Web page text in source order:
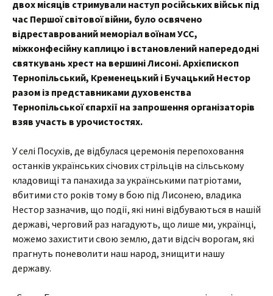
двох місяців стримували наступ російських військ під
час Першої світової війни, було освячено
відреставрований меморіал воїнам УСС,
міжконфесійну каплицю і встановлений напередодні
святкувань хрест на вершині Лисоні. Архієпископ
Тернопільський, Кременецький і Бучацький Нестор
разом із представниками духовенства
Тернопільської єпархії на запрошення організаторів
взяв участь в урочистостях.
У селі Посухів, де відбулася церемонія перепоховання
останків українських січових стрільців на сільському
кладовищі та панахида за українськими патріотами,
вбитими сто років тому в бою під Лисонею, владика
Нестор зазначив, що події, які нині відбуваються в нашій
державі, черговий раз нагадують, що лише ми, українці,
можемо захистити свою землю, дати відсіч ворогам, які
прагнуть поневолити наш народ, знищити нашу
державу.